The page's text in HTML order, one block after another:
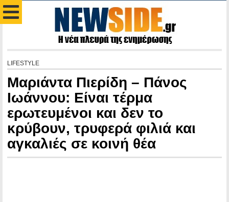
LIFESTYLE
Μαριάντα Πιερίδη – Πάνος
Ιωάννου: Είναι τέρμα
ερωτευμένοι και δεν το
κρύβουν, τρυφερά φιλιά και
αγκαλιές σε κοινή θέα